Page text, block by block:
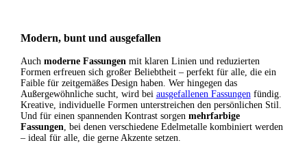
Modern, bunt und ausgefallen
Auch moderne Fassungenmit klaren Linien und reduzierten
Formen erfreuen sich großer Beliebtheit – perfekt für alle, die ein
Faible für zeitgemäßes Design haben. Wer hingegen das
Außergewöhnliche sucht, wird bei ausgefallenen Fassungenfündig.
Kreative, individuelle Formen unterstreichen den persönlichen Stil.
Und für einen spannenden Kontrast sorgen mehrfarbige
Fassungen, bei denen verschiedene Edelmetalle kombiniert werden
– ideal für alle, die gerne Akzente setzen.